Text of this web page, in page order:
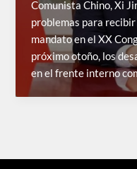
Comunista Chino, Xi
problemas para
mandato en el XX
próximo otoño, los
en el frente interno